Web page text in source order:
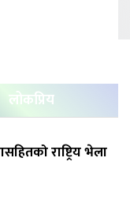
लोकप्रिय
राष्ट्रिय भेला